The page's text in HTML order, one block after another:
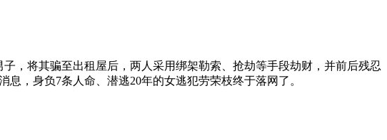
，将其骗至出租屋后，两人采用绑架勒索、抢劫等手段劫财，并前后残忍
，身负7条人命、潜逃20年的女逃犯劳荣枝终于落网了。